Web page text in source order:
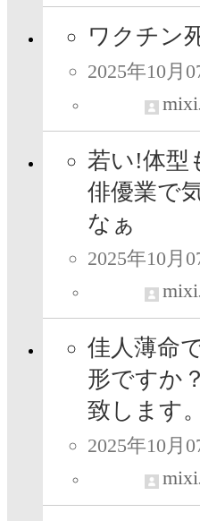
ワクチン
2025年10月
若い!体型
俳優業で
なぁ
2025年10月
佳人薄命
形ですか
致します。
2025年10月